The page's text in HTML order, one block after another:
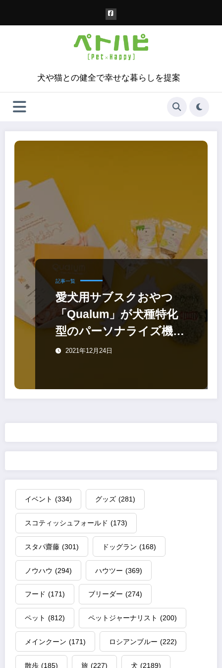
犬や猫との健全で幸せな暮らしを提案
記事一覧
愛犬用サブスクおやつ
「Qualum」が犬種特化
型のパーソナライズ機能
をスタート
2021年12月24日
イベント (334) グッズ (281)
スコティッシュフォールド (173)
スタパ齋藤 (301) ドッグラン (168)
ノウハウ (294) ハウツー (369)
フード (171) ブリーダー (274)
ペット (812) ペットジャーナリスト (200)
メインクーン (171) ロシアンブルー (222)
散歩 (185) 旅 (227) 犬 (2189)